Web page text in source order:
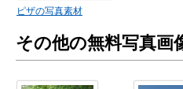
ピザの写真素材
その他の無料写真画